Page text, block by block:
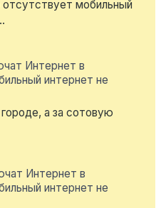
мобильный
Интернет в
интернет не
а за сотовую
Интернет в
интернет не